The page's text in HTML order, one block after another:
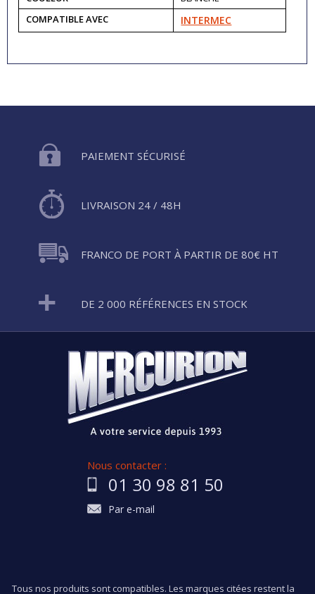
COMPATIBLE AVEC
INTERMEC
PAIEMENT SÉCURISÉ
LIVRAISON 24 / 48H
FRANCO DE PORT À PARTIR DE 80€ HT
DE 2 000 RÉFÉRENCES EN STOCK
Nous contacter :
01 30 98 81 50
Par e-mail
Tous nos produits sont compatibles. Les marques citées restent la